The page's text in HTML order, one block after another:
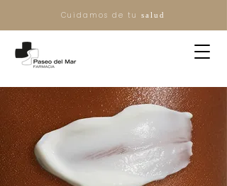
Cuidamos de tu salud